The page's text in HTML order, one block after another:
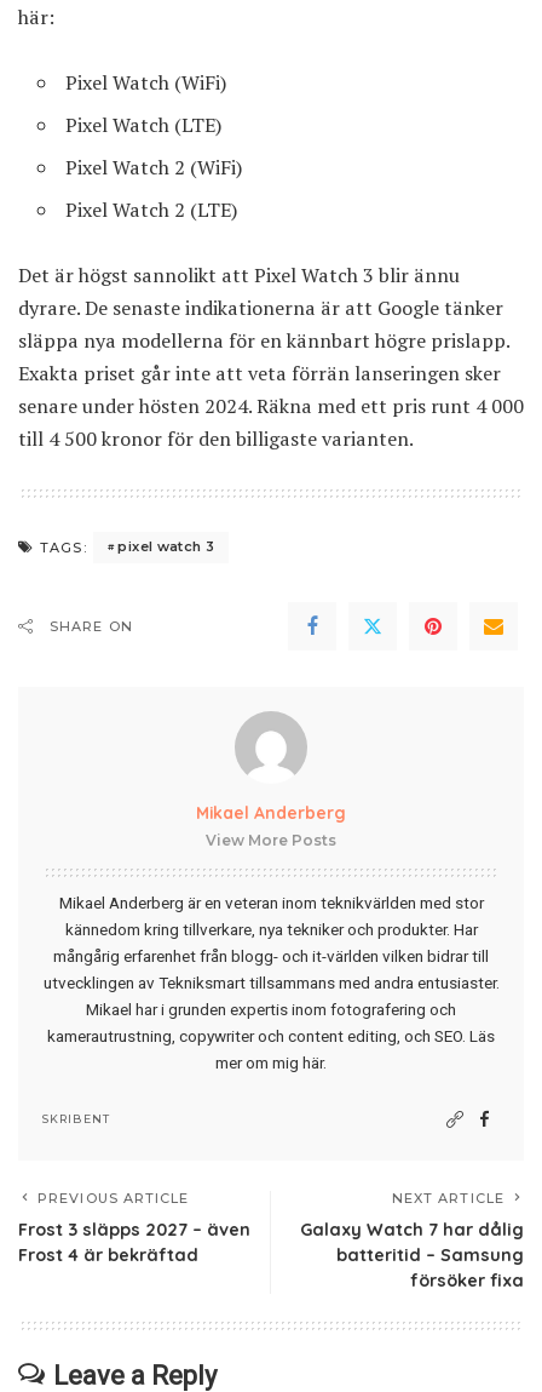
här:
Pixel Watch (WiFi)
Pixel Watch (LTE)
Pixel Watch 2 (WiFi)
Pixel Watch 2 (LTE)
Det är högst sannolikt att Pixel Watch 3 blir ännu
dyrare. De senaste indikationerna är att Google tänker
släppa nya modellerna för en kännbart högre prislapp.
Exakta priset går inte att veta förrän lanseringen sker
senare under hösten 2024. Räkna med ett pris runt 4 000
till 4 500 kronor för den billigaste varianten.
TAGS: pixel watch 3
SHARE ON
Mikael Anderberg
View More Posts
Mikael Anderberg är en veteran inom teknikvärlden med stor
kännedom kring tillverkare, nya tekniker och produkter. Har
mångårig erfarenhet från blogg- och it-världen vilken bidrar till
utvecklingen av Tekniksmart tillsammans med andra entusiaster.
Mikael har i grunden expertis inom fotografering och
kamerautrustning, copywriter och content editing, och SEO. Läs
mer om mig här.
SKRIBENT
PREVIOUS ARTICLE
Frost 3 släpps 2027 – även
Frost 4 är bekräftad
NEXT ARTICLE
Galaxy Watch 7 har dålig
batteritid – Samsung
försöker fixa
Leave a Reply